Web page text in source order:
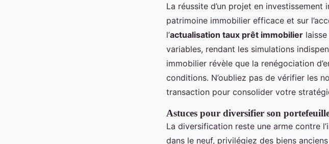
La réussite d’un projet en
patrimoine immobilier efficace et sur
l’actualisation taux prêt immobilier
variables, rendant les simulations
immobilier révèle que la renégociation
conditions. N’oubliez pas de vérifier les
transaction pour consolider votre
Astuces pour diversifier son
La diversification reste une arme contre
dans le neuf, privilégiez des biens